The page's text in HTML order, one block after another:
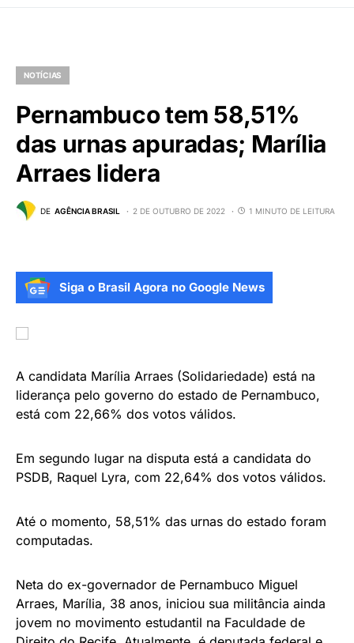
NOTÍCIAS
Pernambuco tem 58,51%
das urnas apuradas; Marília
Arraes lidera
DE AGÊNCIA BRASIL 2 DE OUTUBRO DE 2022 1 MINUTO DE LEITURA
Siga o Brasil Agora no Google News
A candidata Marília Arraes (Solidariedade) está na
liderança pelo governo do estado de Pernambuco,
está com 22,66% dos votos válidos.
Em segundo lugar na disputa está a candidata do
PSDB, Raquel Lyra, com 22,64% dos votos válidos.
Até o momento, 58,51% das urnas do estado foram
computadas.
Neta do ex-governador de Pernambuco Miguel
Arraes, Marília, 38 anos, iniciou sua militância ainda
jovem no movimento estudantil na Faculdade de